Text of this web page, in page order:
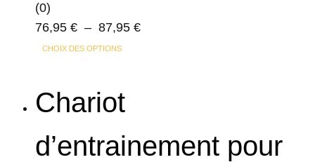
(0)
76,95 € – 87,95 €Plage
CHOIX DES OPTIONSCe
plusieurs
Les
Chariot
d’entrainement pour